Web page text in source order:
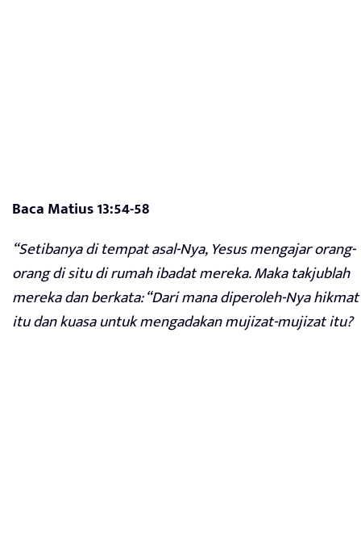
Baca Matius 13:54-58
“Setibanya di tempat asal-Nya, Yesus mengajar orang-
orang di situ di rumah ibadat mereka. Maka takjublah
mereka dan berkata: “Dari mana diperoleh-Nya hikmat
itu dan kuasa untuk mengadakan mujizat-mujizat itu?